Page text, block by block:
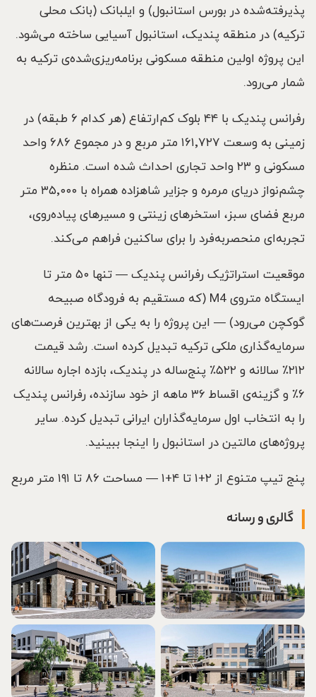
پذیرفته‌شده در بورس استانبول) و ایلبانک (بانک محلی
ترکیه) در منطقه پندیک، استانبول آسیایی ساخته می‌شود.
این پروژه اولین منطقه مسکونی برنامه‌ریزی‌شده‌ی ترکیه به
شمار می‌رود.
رفرانس پندیک با ۴۴ بلوک کم‌ارتفاع (هر کدام ۶ طبقه) در
زمینی به وسعت ۱۶۱٬۷۲۷ متر مربع و در مجموع ۶۸۶ واحد
مسکونی و ۲۳ واحد تجاری احداث شده است. منظره
چشم‌نواز دریای مرمره و جزایر شاهزاده همراه با ۳۵٬۰۰۰ متر
مربع فضای سبز، استخرهای زینتی و مسیرهای پیاده‌روی،
تجربه‌ای منحصربه‌فرد را برای ساکنین فراهم می‌کند.
موقعیت استراتژیک رفرانس پندیک — تنها ۵۰ متر تا
ایستگاه متروی M4 (که مستقیم به فرودگاه صبیحه
گوکچن می‌رود) — این پروژه را به یکی از بهترین فرصت‌های
سرمایه‌گذاری ملکی ترکیه تبدیل کرده است. رشد قیمت
۲۱۲٪ سالانه و ۵۲۲٪ پنج‌ساله در پندیک، بازده اجاره سالانه
۶٪ و گزینه‌ی اقساط ۳۶ ماهه از خود سازنده، رفرانس پندیک
را به انتخاب اول سرمایه‌گذاران ایرانی تبدیل کرده. سایر
پروژه‌های مالتین در استانبول را اینجا ببینید.
پنج تیپ متنوع از ۲+۱ تا ۴+۱ — مساحت ۸۶ تا ۱۹۱ متر مربع
گالری و رسانه